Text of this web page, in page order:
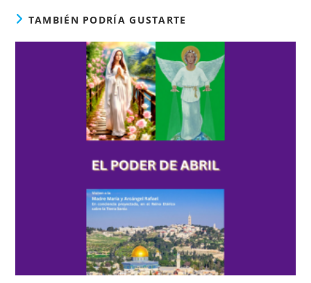
TAMBIÉN PODRÍA GUSTARTE